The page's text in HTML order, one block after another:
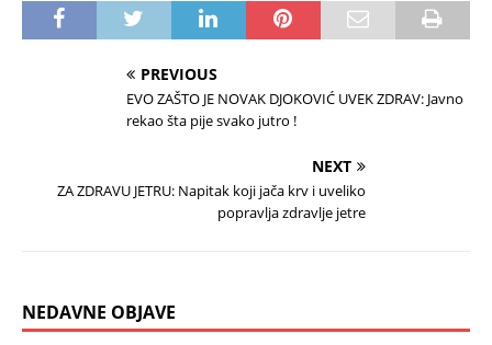
PREVIOUS
EVO ZAŠTO JE NOVAK DJOKOVIĆ UVEK ZDRAV: Javno
rekao šta pije svako jutro !
NEXT
ZA ZDRAVU JETRU: Napitak koji jača krv i uveliko
popravlja zdravlje jetre
NEDAVNE OBJAVE